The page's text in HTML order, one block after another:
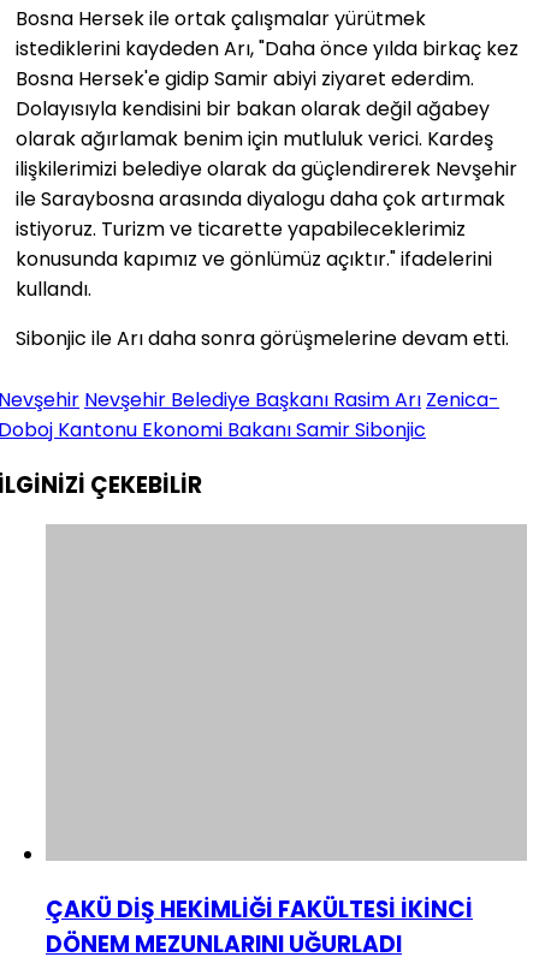
Bosna Hersek ile ortak çalışmalar yürütmek
istediklerini kaydeden Arı, "Daha önce yılda birkaç kez
Bosna Hersek'e gidip Samir abiyi ziyaret ederdim.
Dolayısıyla kendisini bir bakan olarak değil ağabey
olarak ağırlamak benim için mutluluk verici. Kardeş
ilişkilerimizi belediye olarak da güçlendirerek Nevşehir
ile Saraybosna arasında diyalogu daha çok artırmak
istiyoruz. Turizm ve ticarette yapabileceklerimiz
konusunda kapımız ve gönlümüz açıktır." ifadelerini
kullandı.
Sibonjic ile Arı daha sonra görüşmelerine devam etti.
Nevşehir Belediye Başkanı Rasim Arı Zenica-
Kantonu Ekonomi Bakanı Samir Sibonjic
ÇEKEBİLİR
ÇAKÜ DİŞ HEKİMLİĞİ FAKÜLTESİ İKİNCİ
DÖNEM MEZUNLARINI UĞURLADI